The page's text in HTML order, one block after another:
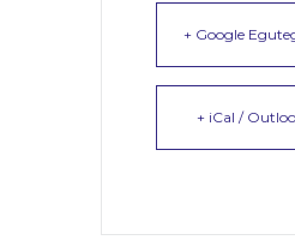
+ Google
+ iCal /